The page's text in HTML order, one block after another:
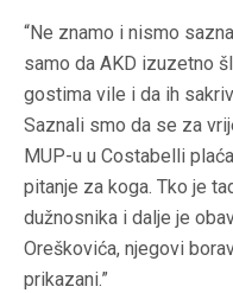
“Ne znamo i nismo
samo da AKD izuzetno
gostima vile i da ih
Saznali smo da se za
MUP-u u Costabelli
pitanje za koga. Tko je
dužnosnika i dalje je
Oreškovića, njegovi
prikazani.”